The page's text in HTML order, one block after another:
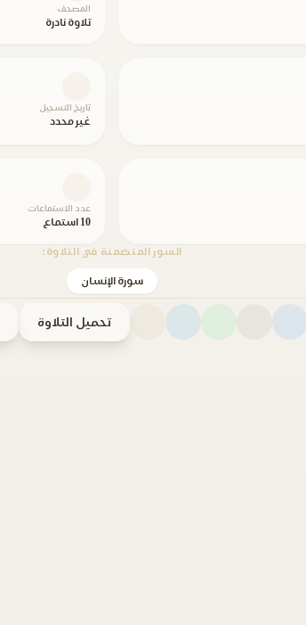
المصحف
تلاوة نادرة
تاريخ التسجيل
غير محدد
عدد الاستماعات
10 استماع
السور المتضمنة في التلاوة:
سورة الإنسان
تحميل التلاوة